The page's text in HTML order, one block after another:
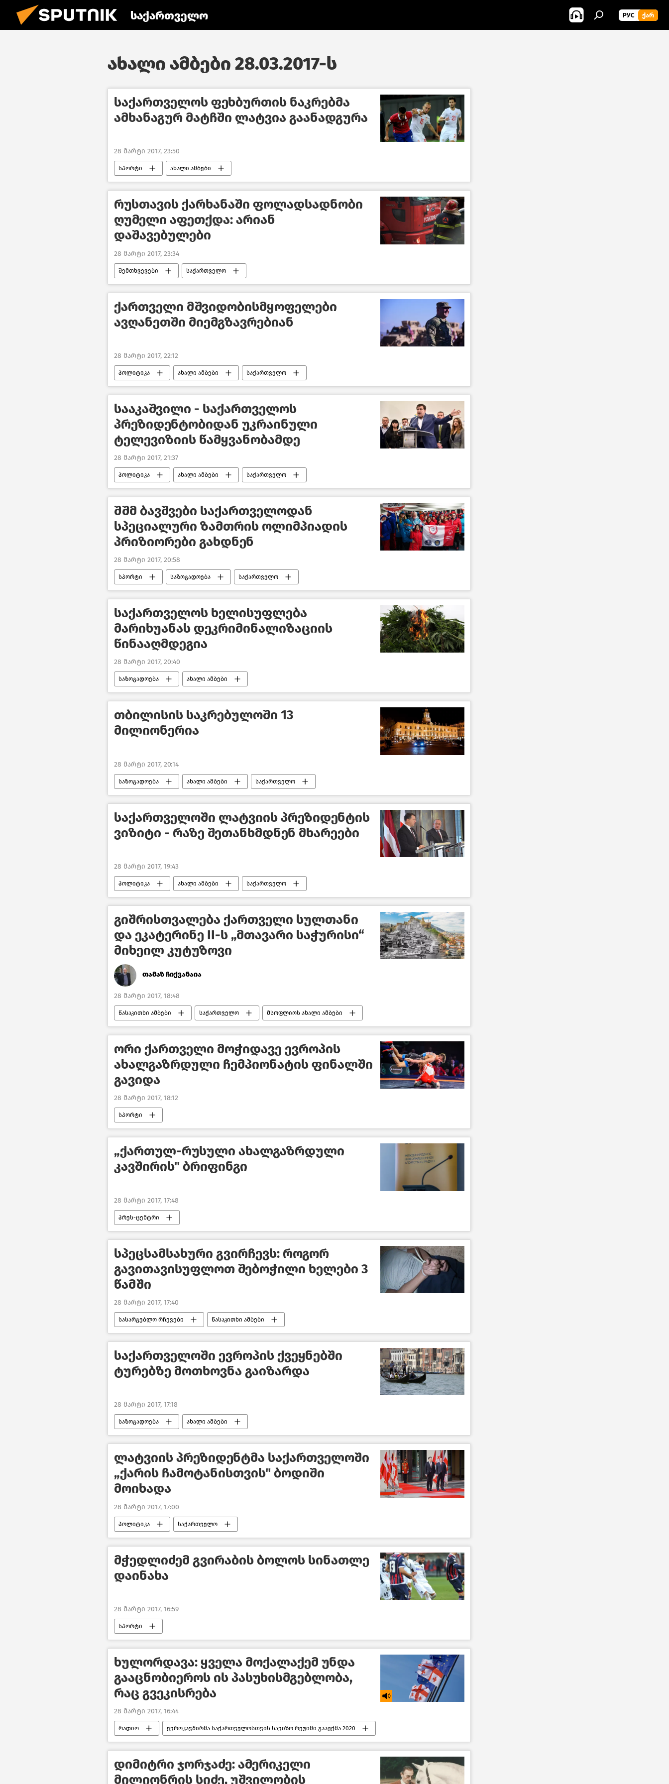
საქართველო РУС ᲥᲐᲠ
ახალი ამბები 28.03.2017-ს
საქართველოს ფეხბურთის ნაკრებმა
ამხანაგურ მატჩში ლატვია გაანადგურა
28 მარტი 2017, 23:50
სპორტი ახალი ამბები
რუსთავის ქარხანაში ფოლადსადნობი
ღუმელი აფეთქდა: არიან
დაშავებულები
28 მარტი 2017, 23:34
შემთხვევები საქართველო
ქართველი მშვიდობისმყოფელები
ავღანეთში მიემგზავრებიან
28 მარტი 2017, 22:12
პოლიტიკა ახალი ამბები საქართველო
სააკაშვილი - საქართველოს
პრეზიდენტობიდან უკრაინული
ტელევიზიის წამყვანობამდე
28 მარტი 2017, 21:37
პოლიტიკა ახალი ამბები საქართველო
შშმ ბავშვები საქართველოდან
სპეციალური ზამთრის ოლიმპიადის
პრიზიორები გახდნენ
28 მარტი 2017, 20:58
სპორტი საზოგადოება საქართველო
საქართველოს ხელისუფლება
მარიხუანას დეკრიმინალიზაციის
წინააღმდეგია
28 მარტი 2017, 20:40
საზოგადოება ახალი ამბები
მარიხუანის დეკრიმინალიზაცია საქართველოში 2020 საქართველო
თბილისის საკრებულოში 13
მილიონერია
28 მარტი 2017, 20:14
საზოგადოება ახალი ამბები საქართველო
საქართველოში ლატვიის პრეზიდენტის
ვიზიტი - რაზე შეთანხმდნენ მხარეები
28 მარტი 2017, 19:43
პოლიტიკა ახალი ამბები საქართველო
გიშრისთვალება ქართველი სულთანი
და ეკატერინე II-ს „მთავარი საჭურისი“
მიხეილ კუტუზოვი
თამაზ ჩიქვანაია
28 მარტი 2017, 18:48
წასაკითხი ამბები საქართველო მსოფლიოს ახალი ამბები
ორი ქართველი მოჭიდავე ევროპის
ახალგაზრდული ჩემპიონატის ფინალში
გავიდა
28 მარტი 2017, 18:12
სპორტი
„ქართულ-რუსული ახალგაზრდული
კავშირის" ბრიფინგი
28 მარტი 2017, 17:48
პრეს-ცენტრი
სპეცსამსახური გვირჩევს: როგორ
გავითავისუფლოთ შებოჭილი ხელები 3
წამში
28 მარტი 2017, 17:40
სასარგებლო რჩევები წასაკითხი ამბები
საქართველოში ევროპის ქვეყნებში
ტურებზე მოთხოვნა გაიზარდა
28 მარტი 2017, 17:18
საზოგადოება ახალი ამბები
ევროკავშირმა საქართველოსთვის სავიზო რეჟიმი გააუქმა 2020 საქართველო
ლატვიის პრეზიდენტმა საქართველოში
„ქარის ჩამოტანისთვის" ბოდიში
მოიხადა
28 მარტი 2017, 17:00
პოლიტიკა საქართველო
მჭედლიძემ გვირაბის ბოლოს სინათლე
დაინახა
28 მარტი 2017, 16:59
სპორტი
ხულორდავა: ყველა მოქალაქემ უნდა
გააცნობიეროს ის პასუხისმგებლობა,
რაც გვეკისრება
28 მარტი 2017, 16:44
რადიო ევროკავშირმა საქართველოსთვის სავიზო რეჟიმი გააუქმა 2020
დიმიტრი ჯორჯაძე: ამერიკელი
მილიონრის სიძე, უშვილობის